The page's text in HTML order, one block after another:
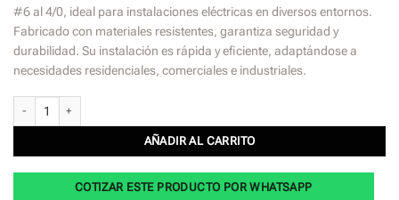
#6 al 4/0, ideal para instalaciones eléctricas en diversos entornos.
Fabricado con materiales resistentes, garantiza seguridad y
durabilidad. Su instalación es rápida y eficiente, adaptándose a
necesidades residenciales, comerciales e industriales.
AÑADIR AL CARRITO
COTIZAR ESTE PRODUCTO POR WHATSAPP